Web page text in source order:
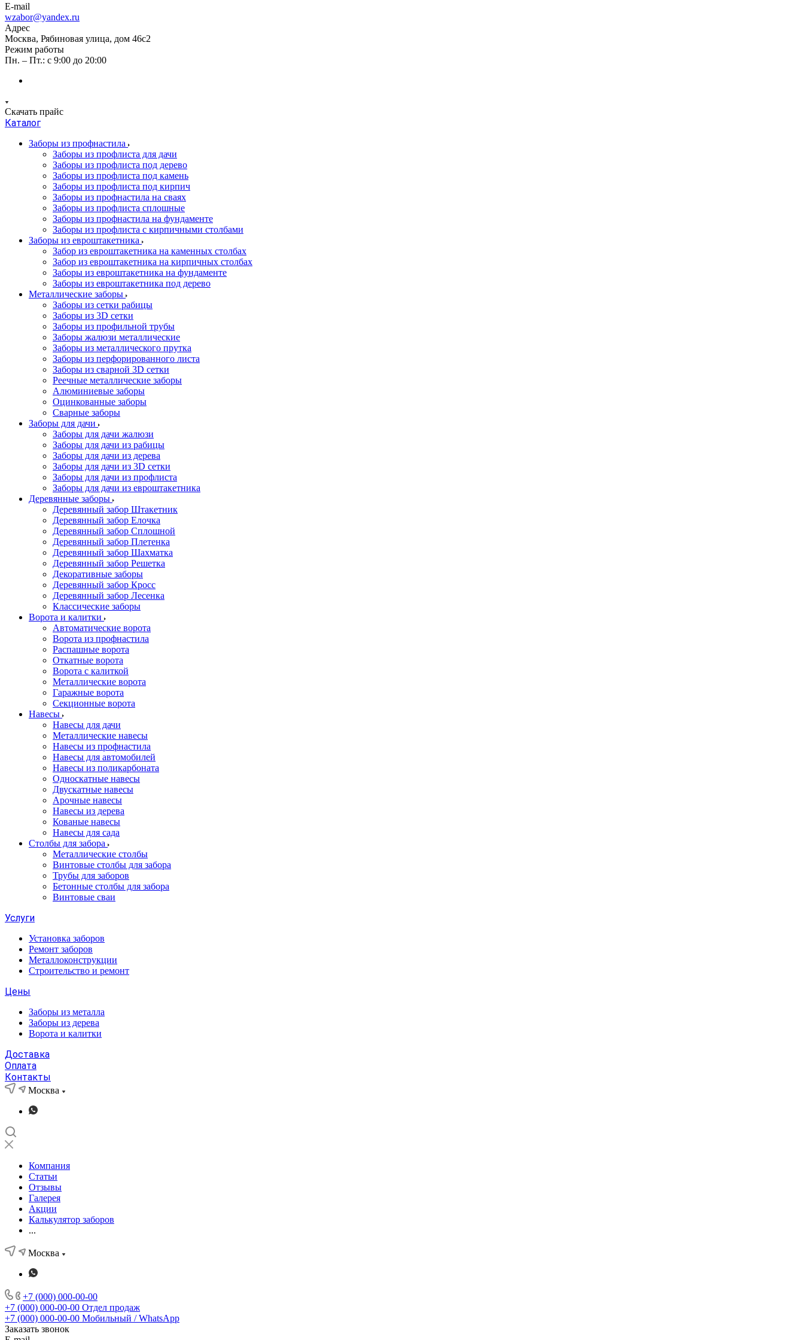
E-mail
wzabor@yandex.ru
Адрес
Москва, Рябиновая улица, дом 46с2
Режим работы
Пн. – Пт.: с 9:00 до 20:00
Скачать прайс
Каталог
Заборы из профнастила
Заборы из профлиста для дачи
Заборы из профлиста под дерево
Заборы из профлиста под камень
Заборы из профлиста под кирпич
Заборы из профнастила на сваях
Заборы из профлиста сплошные
Заборы из профнастила на фундаменте
Заборы из профлиста с кирпичными столбами
Заборы из евроштакетника
Забор из евроштакетника на каменных столбах
Забор из евроштакетника на кирпичных столбах
Заборы из евроштакетника на фундаменте
Заборы из евроштакетника под дерево
Металлические заборы
Заборы из сетки рабицы
Заборы из 3D сетки
Заборы из профильной трубы
Заборы жалюзи металлические
Заборы из металлического прутка
Заборы из перфорированного листа
Заборы из сварной 3D сетки
Реечные металлические заборы
Алюминиевые заборы
Оцинкованные заборы
Сварные заборы
Заборы для дачи
Заборы для дачи жалюзи
Заборы для дачи из рабицы
Заборы для дачи из дерева
Заборы для дачи из 3D сетки
Заборы для дачи из профлиста
Заборы для дачи из евроштакетника
Деревянные заборы
Деревянный забор Штакетник
Деревянный забор Елочка
Деревянный забор Сплошной
Деревянный забор Плетенка
Деревянный забор Шахматка
Деревянный забор Решетка
Декоративные заборы
Деревянный забор Кросс
Деревянный забор Лесенка
Классические заборы
Ворота и калитки
Автоматические ворота
Ворота из профнастила
Распашные ворота
Откатные ворота
Ворота с калиткой
Металлические ворота
Гаражные ворота
Секционные ворота
Навесы
Навесы для дачи
Металлические навесы
Навесы из профнастила
Навесы для автомобилей
Навесы из поликарбоната
Односкатные навесы
Двускатные навесы
Арочные навесы
Навесы из дерева
Кованые навесы
Навесы для сада
Столбы для забора
Металлические столбы
Винтовые столбы для забора
Трубы для заборов
Бетонные столбы для забора
Винтовые сваи
Услуги
Установка заборов
Ремонт заборов
Металлоконструкции
Строительство и ремонт
Цены
Заборы из металла
Заборы из дерева
Ворота и калитки
Доставка
Оплата
Контакты
Москва
Компания
Статьи
Отзывы
Галерея
Акции
Калькулятор заборов
...
Москва
+7 (000) 000-00-00
+7 (000) 000-00-00 Отдел продаж
+7 (000) 000-00-00 Мобильный / WhatsApp
Заказать звонок